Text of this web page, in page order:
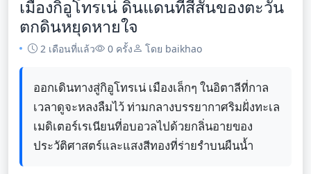
เมืองกิอูโทรเน่ ดินแดนที่สีสันของตะวัน
ตกดินหยุดหายใจ
2 เดือนที่แล้ว 0 ครั้ง โดย baikhao
ออกเดินทางสู่กิอูโทรเน่ เมืองเล็กๆ ในอิตาลีที่กาล
เวลาดูจะหลงลืมไว้ ท่ามกลางบรรยากาศริมฝั่งทะเล
เมดิเตอร์เรเนียนที่อบอวลไปด้วยกลิ่นอายของ
ประวัติศาสตร์และแสงสีทองที่ร่ายรำบนผืนน้ำ